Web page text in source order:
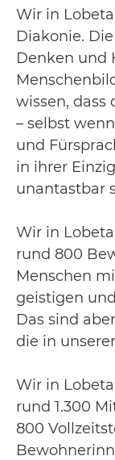
Wir in
Diakonie.
Denken und
wissen, dass
– selbst
und
in ihrer
unantastbar
Wir in
rund 800
Menschen
geistigen
Das sind
die in
Wir in
rund 1.300
800